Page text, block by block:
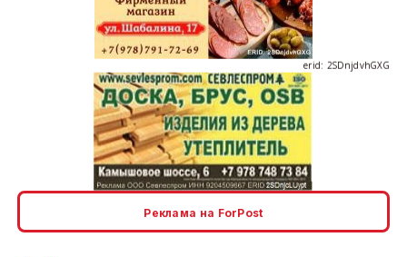
erid: 2SDnjdvhGXG
Реклама на ForPost